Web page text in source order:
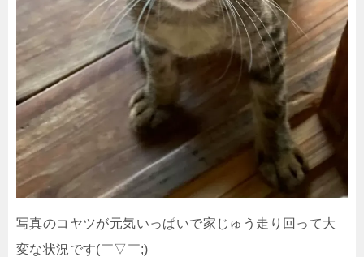
写真のコヤツが元気いっぱいで家じゅう走り回って大
変な状況です(￣▽￣;)